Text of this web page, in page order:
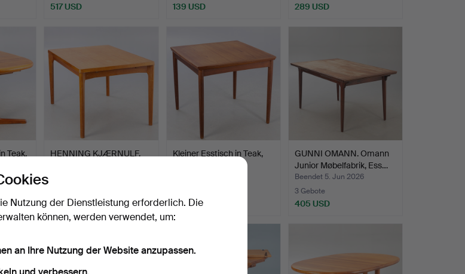
517 USD 139 USD 289 USD
Teak,
HENNING KJÆRNULF.
168 USD
Kleiner Esstisch in Teak,
206 USD
GUNNI OMANN. Omann
Junior Møbelfabrik, Ess…
Beendet 5. Jun 2026
3 Gebote
405 USD
Nutzung der Dienstleistung erforderlich. Die
können, werden verwendet, um:
an Ihre Nutzung der Website anzupassen.